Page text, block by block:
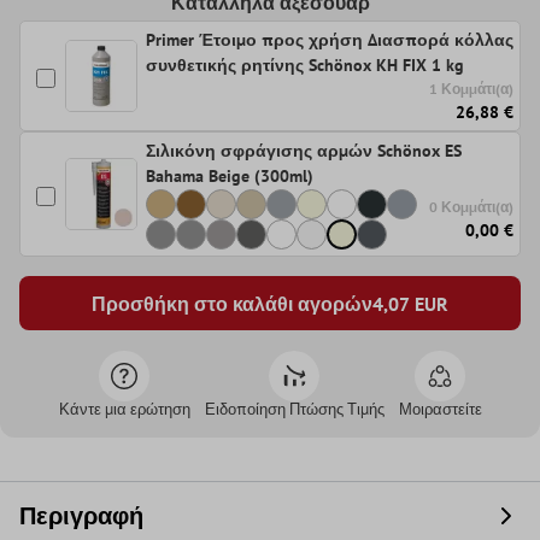
Primer Έτοιμο προς χρήση Διασπορά κόλλας
συνθετικής ρητίνης Schönox KH FIX 1 kg
1 Κομμάτι(α)
26,88 €
Σιλικόνη σφράγισης αρμών Schönox ES
Bahama Beige (300ml)
0 Κομμάτι(α)
0,00 €
Προσθήκη στο καλάθι αγορών4,07 EUR
Κάντε μια ερώτηση Ειδοποίηση Πτώσης Τιμής Μοιραστείτε
Περιγραφή